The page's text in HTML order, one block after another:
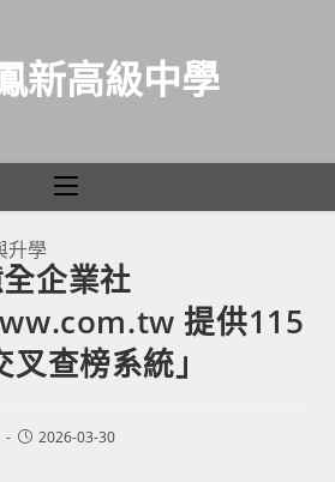
新高級中學
升學
全企業社
提供115
查榜系統」
Post2026-03-30